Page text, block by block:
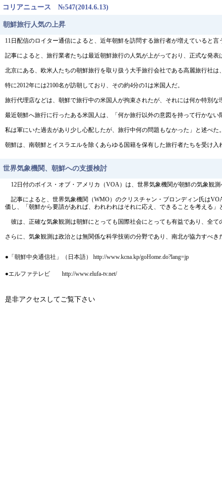
コリアニュース №547(2014.6.13)
朝鮮旅行人気の上昇
11日配信のロイター通信によると、近年朝鮮を訪問する旅行者が増えていると言
記事によると、旅行業者たちは最近朝鮮旅行の人気が上がっており、正式な発
北京にある、欧米人たちの朝鮮旅行を取り扱う大手旅行会社である高麗旅行社
特に2012年には2100名が訪朝しており、その約4分の1は米国人だ。
旅行代理店などは、朝鮮で旅行中の米国人が拘束されたが、それには何か特別な
最近朝鮮へ旅行に行ったある米国人は、「何か旅行以外の意図を持って行かな
私は軍にいた過去があり少し心配したが、旅行中何の問題もなかった」と述べた
朝鮮は、南朝鮮とイスラエルを除くあらゆる国籍を保有した旅行者たちを受け入
世界気象機関、朝鮮への支援検討
12日付のボイス・オブ・アメリカ（VOA）は、世界気象機関が朝鮮の気象観
記事によると、世界気象機関（WMO）のクリスチャン・ブロンディン氏は
価し、「朝鮮から要請があれば、われわれはそれに応え、できることを考える」
彼は、正確な気象観測は朝鮮にとっても国際社会にとっても有益であり、全
さらに、気象観測は政治とは無関係な科学技術の分野であり、南北が協力すべき
●「朝鮮中央通信社」（日本語） http://www.kcna.kp/goHome.do?lang=jp
●エルファテレビ http://www.elufa-tv.net/
是非アクセスしてご覧下さい